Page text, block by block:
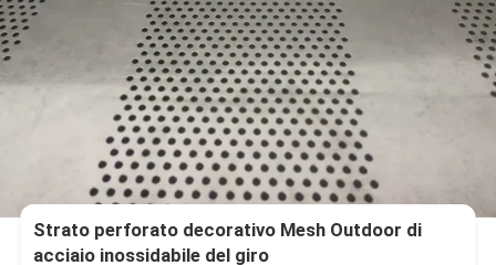
Strato perforato decorativo Mesh Outdoor di
acciaio inossidabile del giro